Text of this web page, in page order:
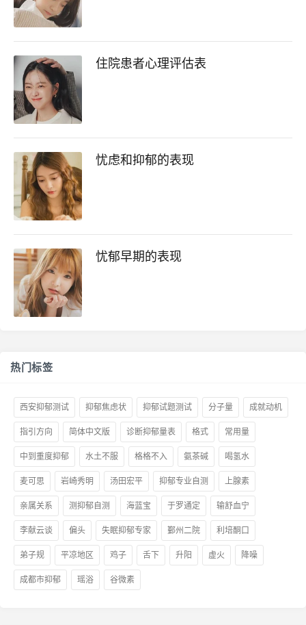
住院患者心理评估表
忧虑和抑郁的表现
忧郁早期的表现
热门标签
西安抑郁测试 抑郁焦虑状 抑郁试题测试 分子量 成就动机
指引方向 简体中文版 诊断抑郁量表 格式 常用量
中到重度抑郁 水土不服 格格不入 氨茶碱 喝氢水
麦可思 岩崎秀明 汤田宏平 抑郁专业自测 上腺素
亲属关系 测抑郁自测 海蓝宝 于罗通定 输舒血宁
李献云谈 偏头 失眠抑郁专家 鄞州二院 利培酮口
弟子规 平凉地区 鸡子 舌下 升阳 虚火 降噪
成都市抑郁 瑶浴 谷微素